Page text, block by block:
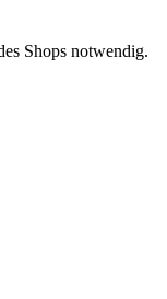
Shops notwendig.